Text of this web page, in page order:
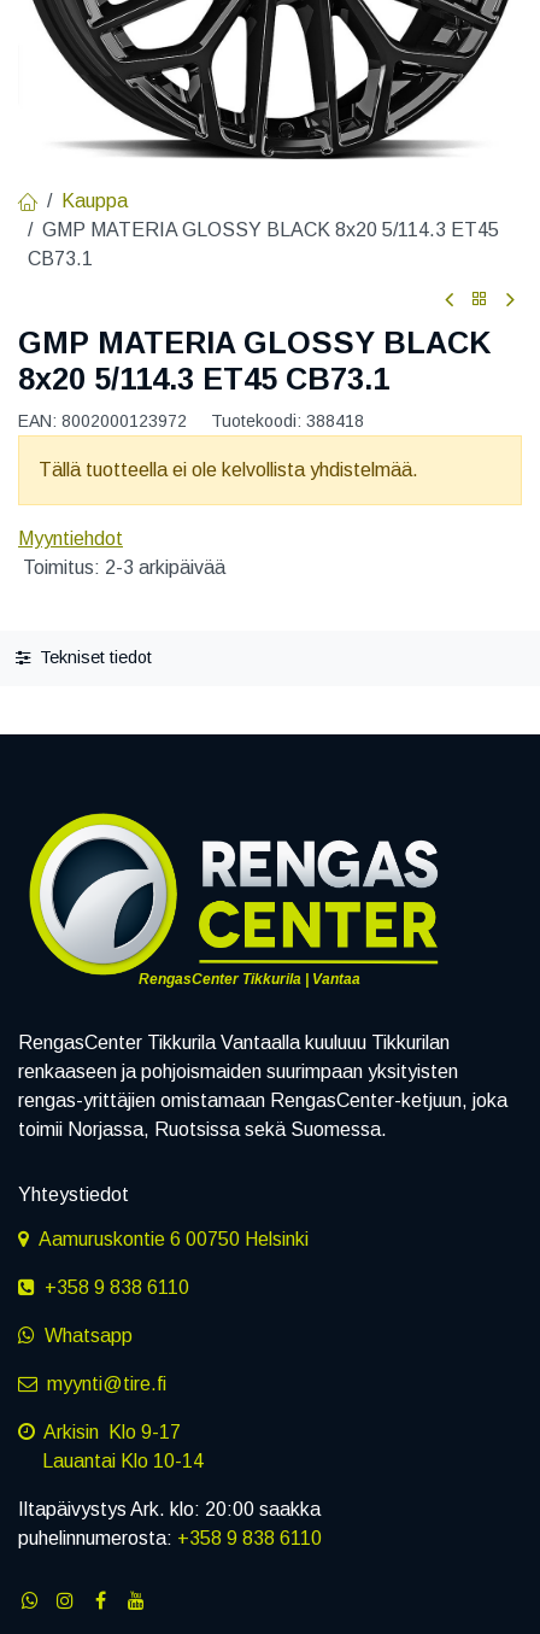
Kauppa
GMP MATERIA GLOSSY BLACK 8x20 5/114.3 ET45
CB73.1
GMP MATERIA GLOSSY BLACK
8x20 5/114.3 ET45 CB73.1
EAN: 8002000123972 Tuotekoodi: 388418
Tällä tuotteella ei ole kelvollista yhdistelmää.
Myyntiehdot
Toimitus: 2-3 arkipäivää
Tekniset tiedot
RengasCenter Tikkurila | Vantaa
RengasCenter Tikkurila Vantaalla kuuluuu Tikkurilan
renkaaseen ja pohjoismaiden suurimpaan yksityisten
rengas-yrittäjien omistamaan RengasCenter-ketjuun, joka
toimii Norjassa, Ruotsissa sekä Suomessa.
Yhteystiedot
Aamuruskontie 6 00750 Helsinki
+358 9 838 6110
Whatsapp
myynti@tire.fi
Arkisin Klo 9-17
Lauantai Klo 10-14
Iltapäivystys Ark. klo: 20:00 saakka
puhelinnumerosta: +358 9 838 6110